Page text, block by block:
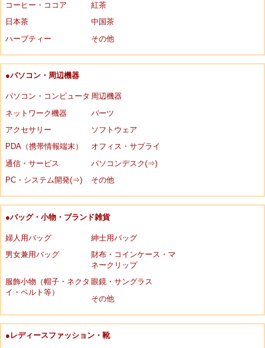
コーヒー・ココア
紅茶
日本茶
中国茶
ハーブティー
その他
●パソコン・周辺機器
パソコン・コンピュータ 周辺機器
ネットワーク機器
パーツ
アクセサリー
ソフトウェア
PDA（携帯情報端末）
オフィス・サプライ
通信・サービス
パソコンデスク(⇒)
PC・システム開発(⇒)
その他
●バッグ・小物・ブランド雑貨
婦人用バッグ
紳士用バッグ
男女兼用バッグ
財布・コインケース・マ
ネークリップ
服飾小物（帽子・ネクタ
イ・ベルト等）
眼鏡・サングラス
その他
●レディースファッション・靴